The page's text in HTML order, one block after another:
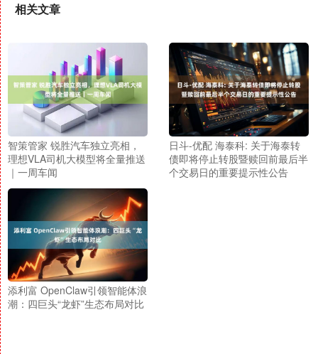
相关文章
智策管家 锐胜汽车独立亮相，
理想VLA司机大模型将全量推送
｜一周车闻
日斗-优配 海泰科: 关于海泰转
债即将停止转股暨赎回前最后半
个交易日的重要提示性公告
添利富 OpenClaw引领智能体浪
潮：四巨头“龙虾”生态布局对比